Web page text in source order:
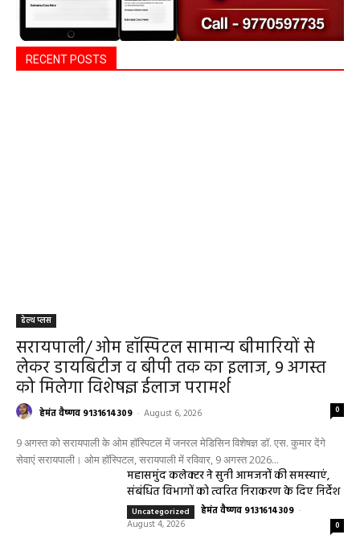
RECENT POSTS
सरायपाली/ ओम हॉस्पिटल सामान्य बीमारियों से
लेकर डायबिटीज व बीपी तक का इलाज, 9 अगस्त
को मिलेगा विशेषज्ञ ईलाज परामर्श
हेमंत वैष्णव 9131614309 August 6, 2026
9 अगस्त को सरायपाली के ओम हॉस्पिटल में जनरल मेडिसिन विशेषज्ञ डॉ. एस. कुमार देंगे
सेवाएं सरायपाली। ओम हॉस्पिटल, सरायपाली में रविवार, 9 अगस्त 2026...
महासमुंद कलेक्टर ने सुनी आमजनों की समस्याएं,
संबंधित विभागों को त्वरित निराकरण के दिए निर्देश
Uncategorized हेमंत वैष्णव 9131614309 -